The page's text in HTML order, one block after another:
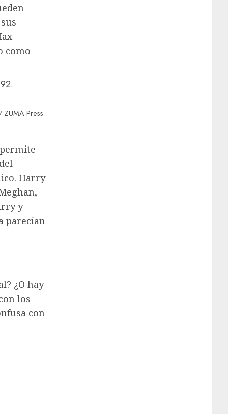
como
ZUMA Press
Harry
y
parecían
¿O hay
los
con